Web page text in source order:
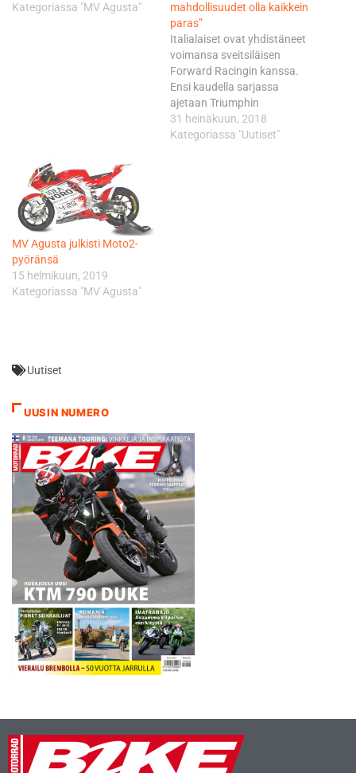
Kategoriassa "MV Agusta"
mahdollisuudet olla kaikkein
paras”
Italialaiset ovat yhdistäneet
voimansa sveitsiläisen
Forward Racingin kanssa.
Ensi kaudella sarjassa
ajetaan Triumphin
moottoreilla. ”Olen todella
ylpeä, että unelmamme
31 heinäkuun, 2018
Kategoriassa "Uutiset"
MV Agusta julkisti Moto2-
pyöränsä
15 helmikuun, 2019
Kategoriassa "MV Agusta"
Uutiset
UUSIN NUMERO